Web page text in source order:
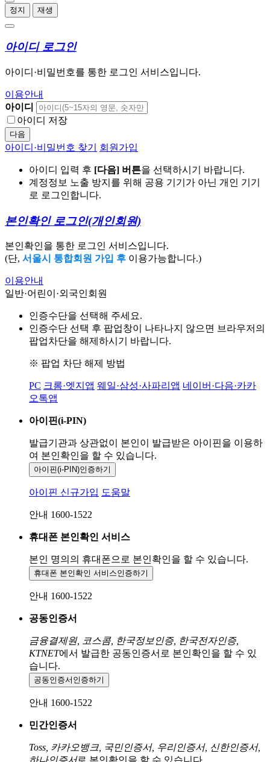
정지 재생
아이디 로그인
아이디·비밀번호를 통한 로그인 서비스입니다.
이용안내
아이디
아이디 저장
다음
아이디·비밀번호 찾기 회원가입
아이디 입력 후 [다음] 버튼을 선택하시기 바랍니다.
계정정보 노출 방지를 위해 공용 기기가 아닌 개인 기기
로 로그인합니다.
본인확인 로그인(개인회원)
본인확인을 통한 로그인 서비스입니다.
(단, 서울시 통합회원 가입 후 이용가능합니다.)
이용안내
일반·어린이·외국인회원
인증수단을 선택해 주세요.
인증수단 선택 후 팝업창이 나타나지 않으면 브라우저의
팝업차단을 해제하시기 바랍니다.
※ 팝업 차단 해제 방법
PC 크롬·엣지앱 웨일·삼성·사파리앱 네이버·다음·카카
오톡앱
아이핀(i-PIN)
발급기관과 상관없이 본인이 발급받은 아이핀을 이용하
여 본인확인을 할 수 있습니다.
아이핀(i-PIN)인증하기
아이핀 신규가입 도움말
안내 1600-1522
휴대폰 본인확인 서비스
본인 명의의 휴대폰으로 본인확인을 할 수 있습니다.
휴대폰 본인확인 서비스인증하기
안내 1600-1522
공동인증서
금융결제원, 코스콤, 한국정보인증, 한국전자인증,
KTNET에서 발급한 공동인증서로 본인확인을 할 수 있
습니다.
공동인증서 인증하기
안내 1600-1522
민간인증서
Toss, 카카오뱅크, 국민인증서, 우리인증서, 신한인증서,